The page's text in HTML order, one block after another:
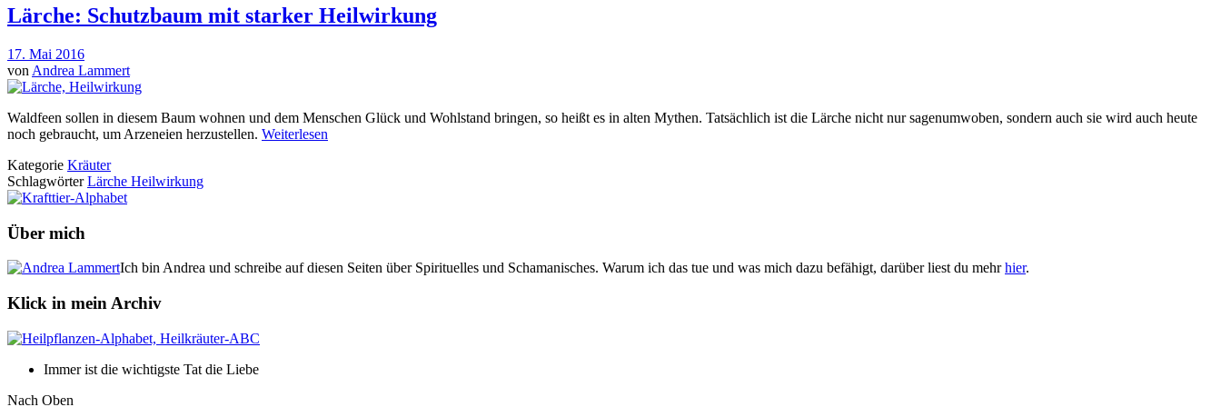
Lärche: Schutzbaum mit starker Heilwirkung
17. Mai 2016
von Andrea Lammert
Waldfeen sollen in diesem Baum wohnen und dem Menschen Glück und Wohlstand bringen, so heißt es in alten Mythen. Tatsächlich ist die Lärche nicht nur sagenumwoben, sondern auch sie wird auch heute
noch gebraucht, um Arzeneien herzustellen. Weiterlesen
Kategorie Kräuter
SchlagwörterLärche Heilwirkung
Über mich
Ich bin Andrea und schreibe auf diesen Seiten über Spirituelles und Schamanisches. Warum ich das tue und was mich dazu befähigt, darüber liest du mehrhier.
Klick in mein Archiv
Immer ist die wichtigste Tat die Liebe
Nach Oben